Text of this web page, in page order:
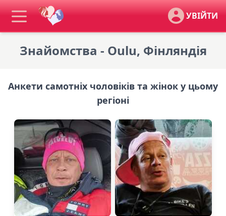
УВІЙТИ
Знайомства - Oulu, Фінляндія
Анкети самотніх чоловіків та жінок у цьому
регіоні